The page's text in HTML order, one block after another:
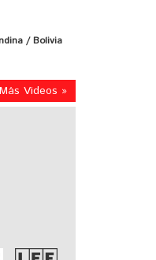
/ Bolivia
Más Videos »